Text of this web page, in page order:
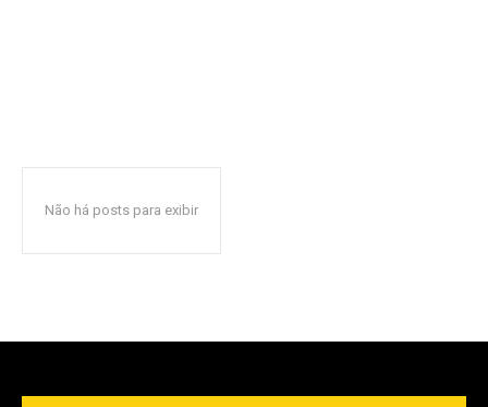
Não há posts para exibir